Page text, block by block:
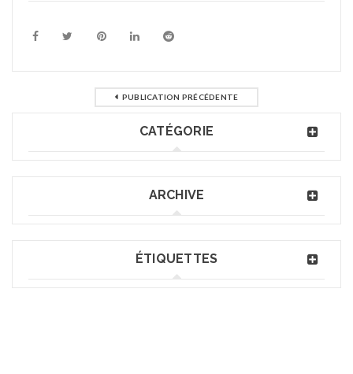
PUBLICATION PRÉCÉDENTE
CATÉGORIE
ARCHIVE
ÉTIQUETTES